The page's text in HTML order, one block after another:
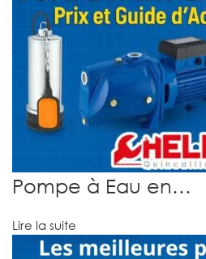
Pompe à Eau en…
Lire la suite